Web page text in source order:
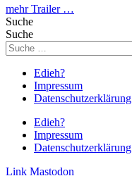
mehr Trailer …
Suche
Suche
Edieh?
Impressum
Datenschutzerklärung
Edieh?
Impressum
Datenschutzerklärung
Link Mastodon